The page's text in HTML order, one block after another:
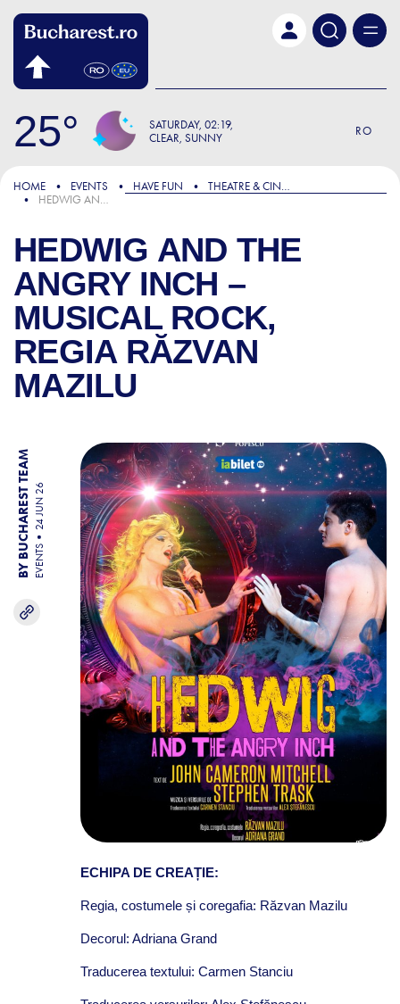
25 SATURDAY 02:19
CLEAR, SUNNY
RO
HOME EVENTS HAVE FUN
THEATRE & CINEMA
HEDWIG AND THE ANGRY INCH – MUSICAL ROCK, REGIA RĂZVAN MAZILU
HEDWIG AND THE
ANGRY INCH –
MUSICAL ROCK,
REGIA RĂZVAN
MAZILU
BY BUCHAREST TEAM EVENTS
24 JUN 26
ECHIPA DE CREAȚIE:
Regia, costumele și coregafia: Răzvan Mazilu
Decorul: Adriana Grand
Traducerea textului: Carmen Stanciu